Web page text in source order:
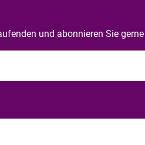
und abonnieren Sie